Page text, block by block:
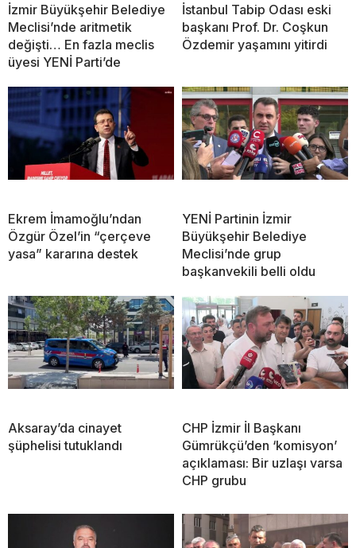
İzmir Büyükşehir Belediye
Meclisi’nde aritmetik
değişti… En fazla meclis
üyesi YENİ Parti’de
İstanbul Tabip Odası eski
başkanı Prof. Dr. Coşkun
Özdemir yaşamını yitirdi
Ekrem İmamoğlu’ndan
Özgür Özel’in “çerçeve
yasa” kararına destek
YENİ Partinin İzmir
Büyükşehir Belediye
Meclisi’nde grup
başkanvekili belli oldu
Aksaray’da cinayet
şüphelisi tutuklandı
CHP İzmir İl Başkanı
Gümrükçü’den ‘komisyon’
açıklaması: Bir uzlaşı varsa
CHP grubu